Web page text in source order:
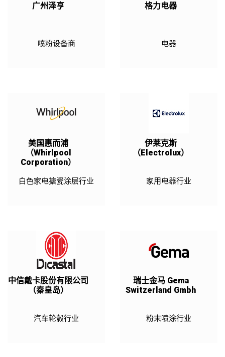
广州泽亨
喷粉设备商
格力电器
电器
美国惠而浦
（Whirlpool
Corporation）
白色家电搪瓷涂层行业
伊莱克斯
（Electrolux）
家用电器行业
中信戴卡股份有限公司
（秦皇岛）
汽车轮毂行业
瑞士金马 Gema
Switzerland Gmbh
粉末喷涂行业